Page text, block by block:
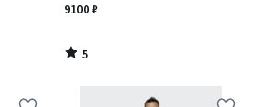
9100 ₽
5
/